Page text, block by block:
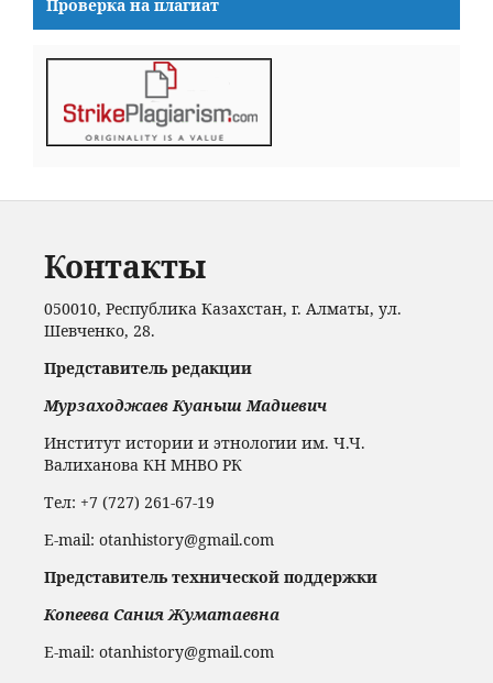
Проверка на плагиат
Контакты
050010, Республика Казахстан, г. Алматы, ул.
Шевченко, 28.
Представитель редакции
Мурзаходжаев Куаныш Мадиевич
Институт истории и этнологии им. Ч.Ч.
Валиханова КН МНВО РК
Тел: +7 (727) 261-67-19
Е-mail: otanhistory@gmail.com
Представитель технической поддержки
Копеева Сания Жуматаевна
Е-mail: otanhistory@gmail.com